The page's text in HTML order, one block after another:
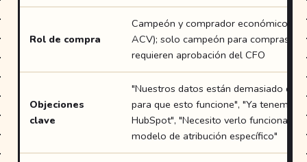
Rol de compra
Campeón y comprador económico
ACV); solo campeón para compras
requieren aprobación del CFO
Objeciones
clave
"Nuestros datos están demasiado
para que esto funcione", "Ya tenemos
HubSpot", "Necesito verlo funcionar
modelo de atribución específico"